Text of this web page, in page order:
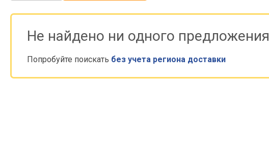
Не найдено ни одного предложения
Попробуйте поискать без учета региона доставки